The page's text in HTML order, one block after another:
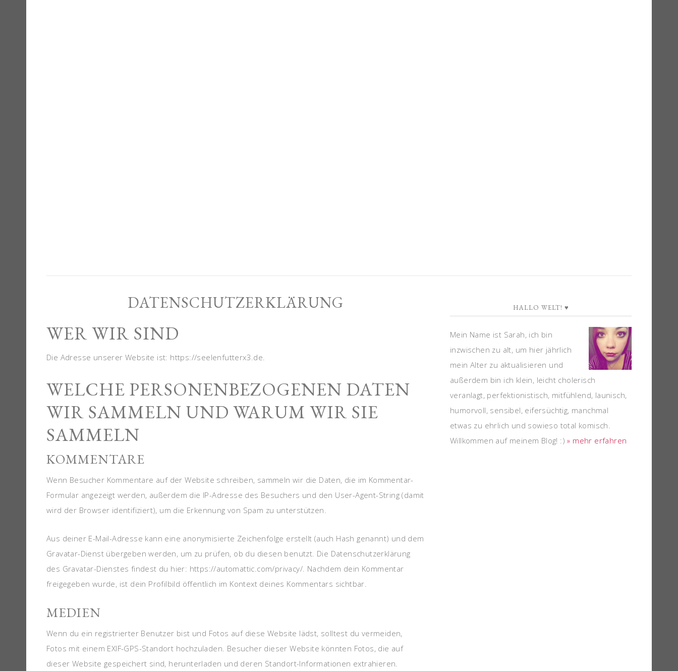
DATENSCHUTZERKLÄRUNG
WER WIR SIND
Die Adresse unserer Website ist: https://seelenfutterx3.de.
WELCHE PERSONENBEZOGENEN DATEN
WIR SAMMELN UND WARUM WIR SIE
SAMMELN
KOMMENTARE
Wenn Besucher Kommentare auf der Website schreiben, sammeln wir die Daten, die im Kommentar-
Formular angezeigt werden, außerdem die IP-Adresse des Besuchers und den User-Agent-String (damit
wird der Browser identifiziert), um die Erkennung von Spam zu unterstützen.
Aus deiner E-Mail-Adresse kann eine anonymisierte Zeichenfolge erstellt (auch Hash genannt) und dem
Gravatar-Dienst übergeben werden, um zu prüfen, ob du diesen benutzt. Die Datenschutzerklärung
des Gravatar-Dienstes findest du hier: https://automattic.com/privacy/. Nachdem dein Kommentar
freigegeben wurde, ist dein Profilbild öffentlich im Kontext deines Kommentars sichtbar.
MEDIEN
Wenn du ein registrierter Benutzer bist und Fotos auf diese Website lädst, solltest du vermeiden,
Fotos mit einem EXIF-GPS-Standort hochzuladen. Besucher dieser Website könnten Fotos, die auf
dieser Website gespeichert sind, herunterladen und deren Standort-Informationen extrahieren.
HALLO WELT! ♥
Mein Name ist Sarah, ich bin
inzwischen zu alt, um hier jährlich
mein Alter zu aktualisieren und
außerdem bin ich klein, leicht cholerisch
veranlagt, perfektionistisch, mitfühlend, launisch,
humorvoll, sensibel, eifersüchtig, manchmal
etwas zu ehrlich und sowieso total komisch.
Willkommen auf meinem Blog! :)» mehr erfahren